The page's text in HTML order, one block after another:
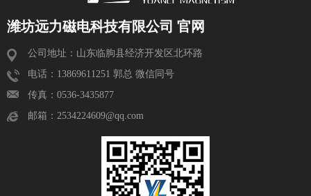
潍坊远力磁电科技有限公司 官网
公司地址：山东临朐县经济开发区北环路
电话：13869611251 郭总 微信同号
传真：0536-3435877
邮箱：2534224609@qq.com